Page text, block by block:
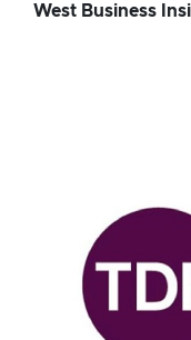
van
West Business